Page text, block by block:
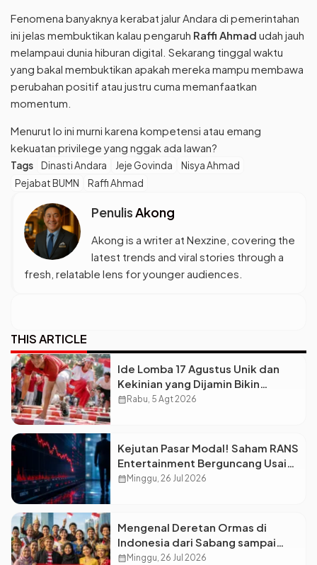
Fenomena banyaknya kerabat jalur Andara di pemerintahan
ini jelas membuktikan kalau pengaruh Raffi Ahmad udah jauh
melampaui dunia hiburan digital. Sekarang tinggal waktu
yang bakal membuktikan apakah mereka mampu membawa
perubahan positif atau justru cuma memanfaatkan
momentum.
Menurut lo ini murni karena kompetensi atau emang
kekuatan privilege yang nggak ada lawan?
Tags Dinasti Andara Jeje Govinda
Nisya Ahmad
Pejabat BUMN
Raffi Ahmad
PenulisAkong
Akong is a writer at Nexzine, covering the
latest trends and viral stories through a
fresh, relatable lens for younger audiences.
THIS ARTICLE
Ide Lomba 17 Agustus Unik dan
Kekinian yang Dijamin Bikin
Suasana Makin Pecah
calendar_month Rabu, 5 Agt 2026
Kejutan Pasar Modal! Saham RANS
Entertainment Berguncang Usai
Petinggi Mengundurkan Diri
calendar_month Minggu, 26 Jul 2026
Mengenal Deretan Ormas di
Indonesia dari Sabang sampai
Merauke
calendar_month Minggu, 26 Jul 2026